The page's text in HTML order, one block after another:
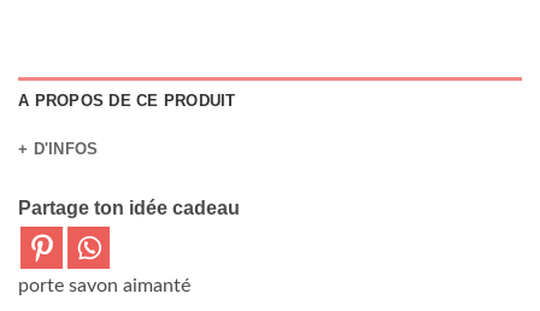
A PROPOS DE CE PRODUIT
+ D'INFOS
Partage ton idée cadeau
porte savon aimanté